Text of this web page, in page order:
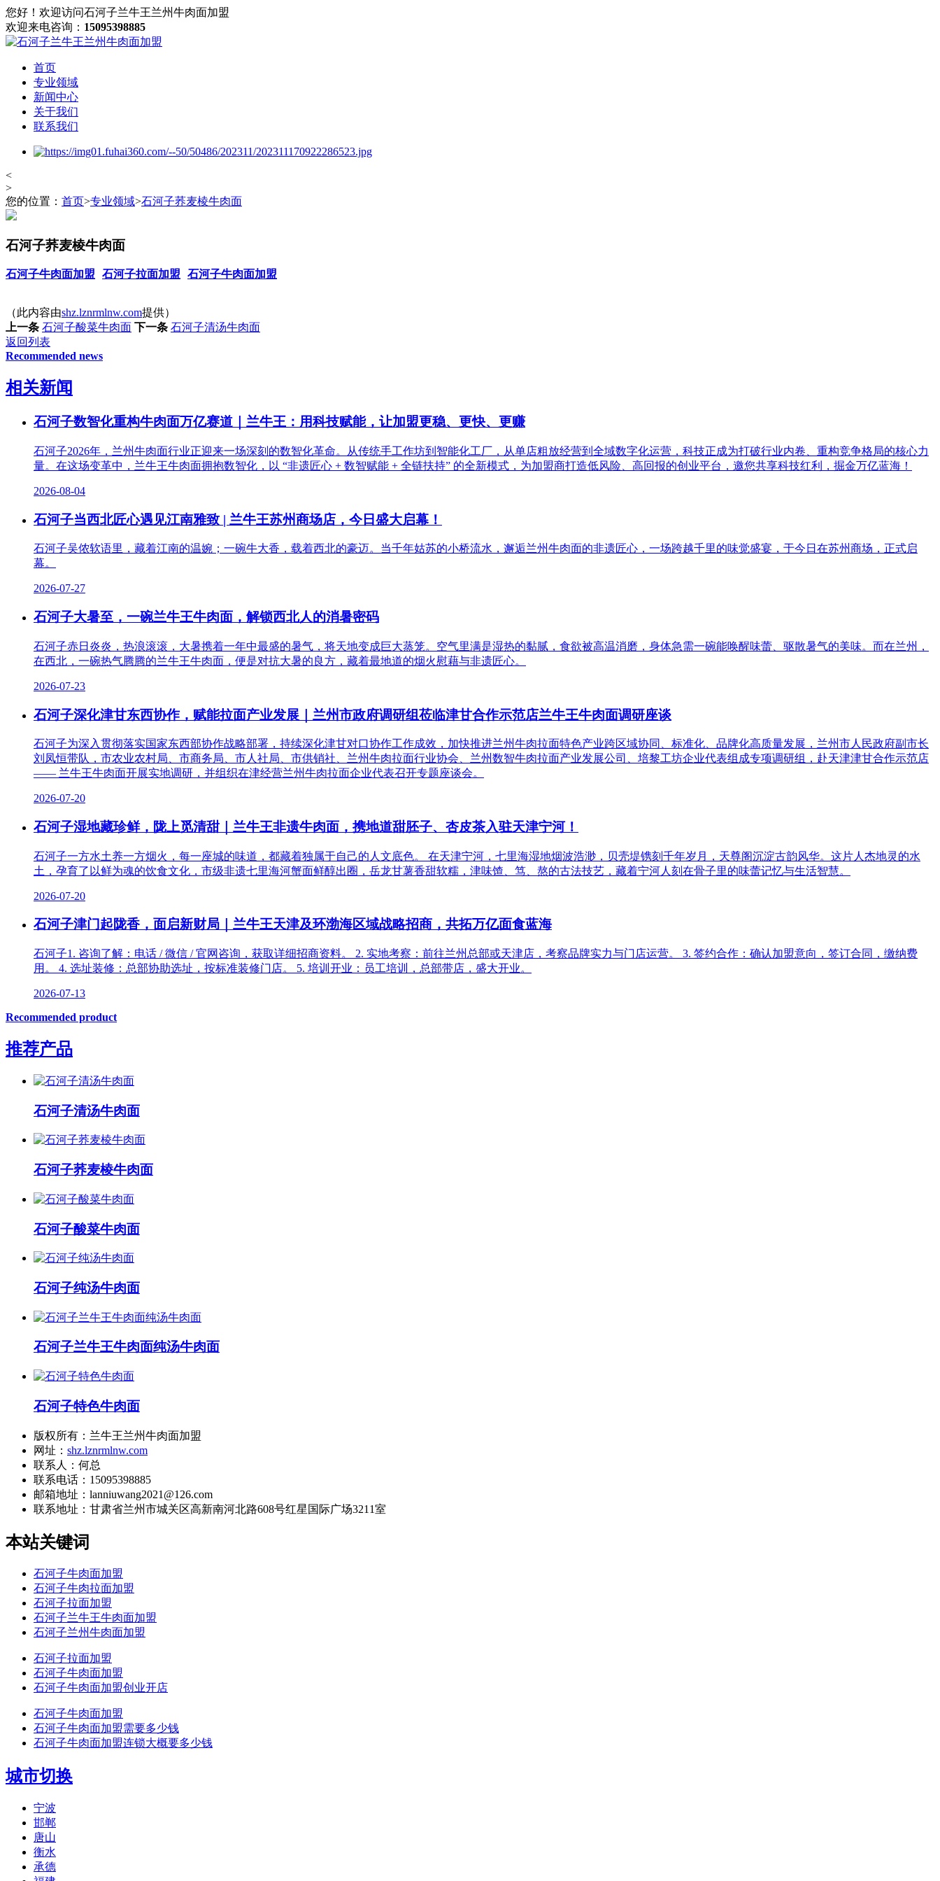
您好！欢迎访问石河子兰牛王兰州牛肉面加盟
欢迎来电咨询： 15095398885
首页
专业领域
新闻中心
关于我们
联系我们
<
>
您的位置： 首页>专业领域>石河子荞麦棱牛肉面
石河子荞麦棱牛肉面
石河子牛肉面加盟 石河子拉面加盟 石河子牛肉面加盟
（此内容由shz.lznrmlnw.com提供）
上一条 石河子酸菜牛肉面 下一条 石河子清汤牛肉面
返回列表
Recommended news
相关新闻
石河子数智化重构牛肉面万亿赛道｜兰牛王：用科技赋能，让加盟更稳、更快、更赚
石河子2026年，兰州牛肉面行业正迎来一场深刻的数智化革命。从传统手工作坊到智能化工厂，从单店粗放经营到全域数字化运营，科技正成为打破行业内卷、重构竞争格局的核心力
量。在这场变革中，兰牛王牛肉面拥抱数智化，以 “非遗匠心 + 数智赋能 + 全链扶持” 的全新模式，为加盟商打造低风险、高回报的创业平台，邀您共享科技红利，掘金万亿蓝海！
2026-08-04
石河子当西北匠心遇见江南雅致 | 兰牛王苏州商场店，今日盛大启幕！
石河子吴侬软语里，藏着江南的温婉；一碗牛大香，载着西北的豪迈。当千年姑苏的小桥流水，邂逅兰州牛肉面的非遗匠心，一场跨越千里的味觉盛宴，于今日在苏州商场，正式启
幕。
2026-07-27
石河子大暑至，一碗兰牛王牛肉面，解锁西北人的消暑密码
石河子赤日炎炎，热浪滚滚，大暑携着一年中最盛的暑气，将天地变成巨大蒸笼。空气里满是湿热的黏腻，食欲被高温消磨，身体急需一碗能唤醒味蕾、驱散暑气的美味。而在兰州，
在西北，一碗热气腾腾的兰牛王牛肉面，便是对抗大暑的良方，藏着最地道的烟火慰藉与非遗匠心。
2026-07-23
石河子深化津甘东西协作，赋能拉面产业发展｜兰州市政府调研组莅临津甘合作示范店兰牛王牛肉面调研座谈
石河子为深入贯彻落实国家东西部协作战略部署，持续深化津甘对口协作工作成效，加快推进兰州牛肉拉面特色产业跨区域协同、标准化、品牌化高质量发展，兰州市人民政府副市长
刘凤恒带队，市农业农村局、市商务局、市人社局、市供销社、兰州牛肉拉面行业协会、兰州数智牛肉拉面产业发展公司、培黎工坊企业代表组成专项调研组，赴天津津甘合作示范店
—— 兰牛王牛肉面开展实地调研，并组织在津经营兰州牛肉拉面企业代表召开专题座谈会。
2026-07-20
石河子湿地藏珍鲜，陇上觅清甜｜兰牛王非遗牛肉面，携地道甜胚子、杏皮茶入驻天津宁河！
石河子一方水土养一方烟火，每一座城的味道，都藏着独属于自己的人文底色。 在天津宁河，七里海湿地烟波浩渺，贝壳堤镌刻千年岁月，天尊阁沉淀古韵风华。这片人杰地灵的水
土，孕育了以鲜为魂的饮食文化，市级非遗七里海河蟹面鲜醇出圈，岳龙甘薯香甜软糯，津味馇、笃、熬的古法技艺，藏着宁河人刻在骨子里的味蕾记忆与生活智慧。
2026-07-20
石河子津门起陇香，面启新财局｜兰牛王天津及环渤海区域战略招商，共拓万亿面食蓝海
石河子1. 咨询了解：电话 / 微信 / 官网咨询，获取详细招商资料。 2. 实地考察：前往兰州总部或天津店，考察品牌实力与门店运营。 3. 签约合作：确认加盟意向，签订合同，缴纳费
用。 4. 选址装修：总部协助选址，按标准装修门店。 5. 培训开业：员工培训，总部带店，盛大开业。
2026-07-13
Recommended product
推荐产品
石河子清汤牛肉面
石河子荞麦棱牛肉面
石河子酸菜牛肉面
石河子纯汤牛肉面
石河子兰牛王牛肉面纯汤牛肉面
石河子特色牛肉面
版权所有：兰牛王兰州牛肉面加盟
网址： shz.lznrmlnw.com
联系人：何总
联系电话：15095398885
邮箱地址：lanniuwang2021@126.com
联系地址： 甘肃省兰州市城关区高新南河北路608号红星国际广场3211室
本站关键词
石河子牛肉面加盟
石河子牛肉拉面加盟
石河子拉面加盟
石河子兰牛王牛肉面加盟
石河子兰州牛肉面加盟
石河子拉面加盟
石河子牛肉面加盟
石河子牛肉面加盟创业开店
石河子牛肉面加盟
石河子牛肉面加盟需要多少钱
石河子牛肉面加盟连锁大概要多少钱
城市切换
宁波
邯郸
唐山
衡水
承德